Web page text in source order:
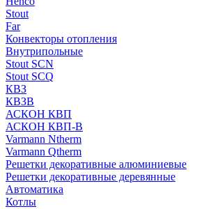
Stout
Far
Конвекторы отопления
Внутрипольные
Stout SCN
Stout SCQ
КВЗ
КВЗВ
АСКОН КВП
АСКОН КВП-В
Varmann Ntherm
Varmann Qtherm
Решетки декоративные алюминиевые
Решетки декоративные деревянные
Автоматика
Котлы